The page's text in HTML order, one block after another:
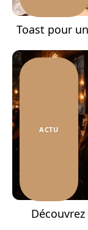
Toast pour
ACTU